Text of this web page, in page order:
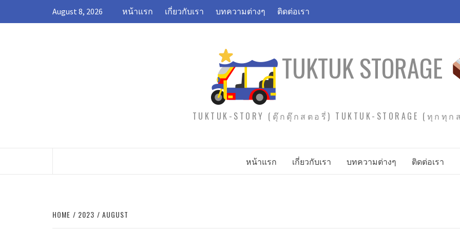
August 8, 2026 หน้าแรก เกี่ยวกับเรา บทความต่างๆ ติดต่อเรา
TUKTUK STORAGE
TUKTUK-STORY (ตุ๊กตุ๊กสตอรี่) TUKTUK-STORAGE (ทุกทุ
หน้าแรก เกี่ยวกับเรา บทความต่างๆ ติดต่อเรา
HOME 2023 AUGUST